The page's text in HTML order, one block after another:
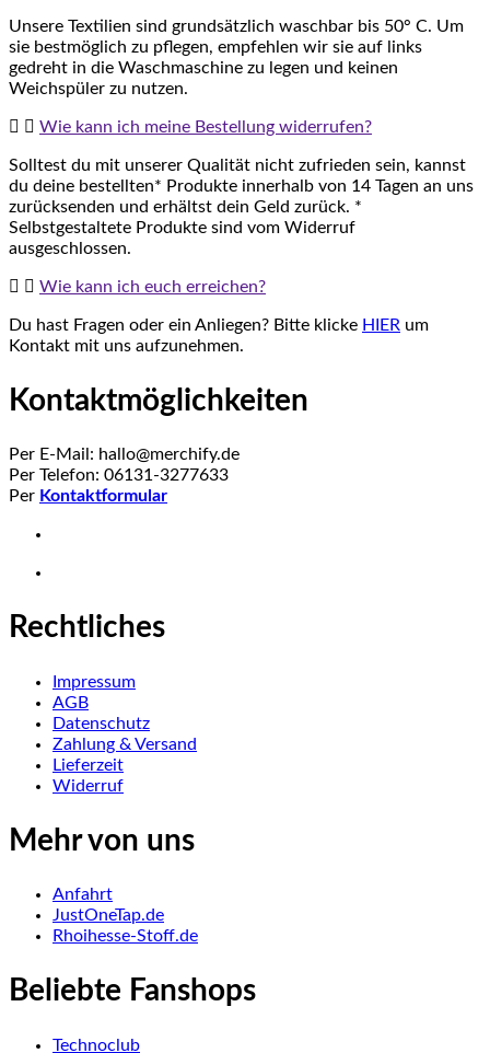
Unsere Textilien sind grundsätzlich waschbar bis 50° C. Um
sie bestmöglich zu pflegen, empfehlen wir sie auf links
gedreht in die Waschmaschine zu legen und keinen
Weichspüler zu nutzen.
Wie kann ich meine Bestellung widerrufen?
Solltest du mit unserer Qualität nicht zufrieden sein, kannst
du deine bestellten* Produkte innerhalb von 14 Tagen an uns
zurücksenden und erhältst dein Geld zurück. *
Selbstgestaltete Produkte sind vom Widerruf
ausgeschlossen.
Wie kann ich euch erreichen?
Du hast Fragen oder ein Anliegen? Bitte klicke HIER um
Kontakt mit uns aufzunehmen.
Kontaktmöglichkeiten
Per E-Mail: hallo@merchify.de
Per Telefon: 06131-3277633
Per Kontaktformular
Rechtliches
Impressum
AGB
Datenschutz
Zahlung & Versand
Lieferzeit
Widerruf
Mehr von uns
Anfahrt
JustOneTap.de
Rhoihesse-Stoff.de
Beliebte Fanshops
Technoclub